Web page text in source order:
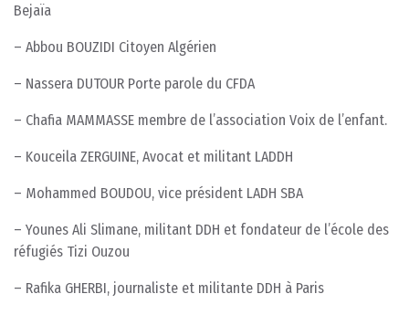
Bejaïa
– Abbou BOUZIDI Citoyen Algérien
– Nassera DUTOUR Porte parole du CFDA
– Chafia MAMMASSE membre de l’association Voix de l’enfant.
– Kouceila ZERGUINE, Avocat et militant LADDH
– Mohammed BOUDOU, vice président LADH SBA
– Younes Ali Slimane, militant DDH et fondateur de l’école des
réfugiés Tizi Ouzou
– Rafika GHERBI, journaliste et militante DDH à Paris